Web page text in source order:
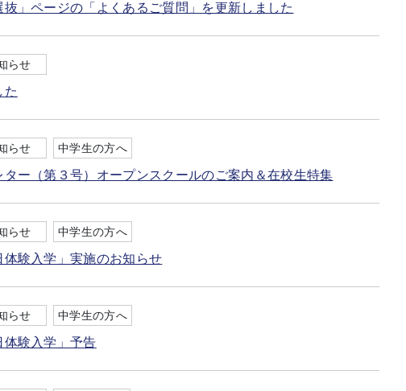
」ページの「よくあるご質問」を更新しました
らせ
た
らせ 中学生の方へ
ー（第３号）オープンスクールのご案内＆在校生特集
らせ 中学生の方へ
験入学」実施のお知らせ
らせ 中学生の方へ
験入学」予告